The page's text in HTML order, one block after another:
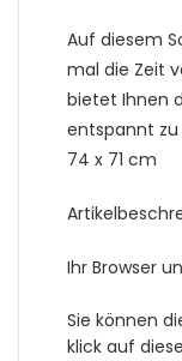
Auf diesem
mal die Zeit
bietet Ihnen
entspannt zu
74 x 71 cm
Ihr Browser
Sie können
klick auf